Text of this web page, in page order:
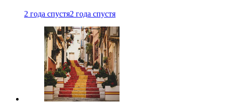
2 года спустя2 года спустя